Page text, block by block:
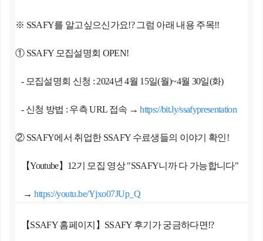
※ SSAFY를 알고싶으신가요!? 그럼 아래 내용 주목!!
① SSAFY 모집설명회 OPEN!
- 모집설명회 신청 : 2024년 4월 15일(월)~4월 30일(화)
- 신청 방법 : 우측 URL 접속 →https://bit.ly/ssafypresentation
② SSAFY에서 취업한 SSAFY 수료생들의 이야기 확인!
【Youtube】12기 모집 영상 "SSAFY니까 다 가능합니다"
→ https://youtu.be/Yjxo07JUp_Q
【SSAFY 홈페이지】SSAFY 후기가 궁금하다면!?